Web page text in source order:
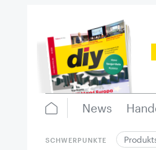
News
SCHWERPUNKTE